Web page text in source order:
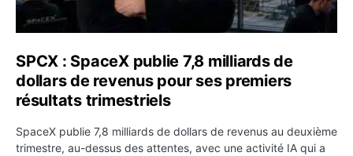
SPCX : SpaceX publie 7,8 milliards de
dollars de revenus pour ses premiers
résultats trimestriels
SpaceX publie 7,8 milliards de dollars de revenus au deuxième
trimestre, au-dessus des attentes, avec une activité IA qui a